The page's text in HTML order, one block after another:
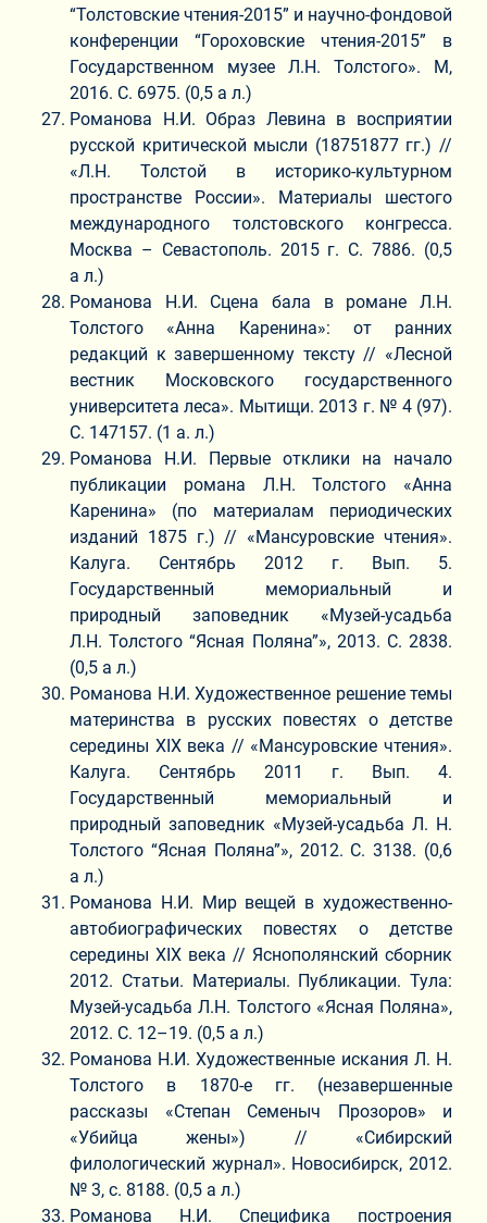
“Толстовские чтения-2015” и научно-фондовой
конференции “Гороховские чтения-2015” в
Государственном музее Л.Н. Толстого». М,
2016. С. 6975. (0,5 а л.)
Романова Н.И. Образ Левина в восприятии
русской критической мысли (18751877 гг.) //
«Л.Н. Толстой в историко-культурном
пространстве России». Материалы шестого
международного толстовского конгресса.
Москва – Севастополь. 2015 г. С. 7886. (0,5
а л.)
Романова Н.И. Сцена бала в романе Л.Н.
Толстого «Анна Каренина»: от ранних
редакций к завершенному тексту // «Лесной
вестник Московского государственного
университета леса». Мытищи. 2013 г. № 4 (97).
С. 147157. (1 а. л.)
Романова Н.И. Первые отклики на начало
публикации романа Л.Н. Толстого «Анна
Каренина» (по материалам периодических
изданий 1875 г.) // «Мансуровские чтения».
Калуга. Сентябрь 2012 г. Вып. 5.
Государственный мемориальный и
природный заповедник «Музей-усадьба
Л.Н. Толстого “Ясная Поляна”», 2013. С. 2838.
(0,5 а л.)
Романова Н.И. Художественное решение темы
материнства в русских повестях о детстве
середины XIX века // «Мансуровские чтения».
Калуга. Сентябрь 2011 г. Вып. 4.
Государственный мемориальный и
природный заповедник «Музей-усадьба Л. Н.
Толстого “Ясная Поляна”», 2012. С. 3138. (0,6
а л.)
Романова Н.И. Мир вещей в художественно-
автобиографических повестях о детстве
середины XIX века // Яснополянский сборник
2012. Статьи. Материалы. Публикации. Тула:
Музей-усадьба Л.Н. Толстого «Ясная Поляна»,
2012. С. 12–19. (0,5 а л.)
Романова Н.И. Художественные искания Л. Н.
Толстого в 1870-е гг. (незавершенные
рассказы «Степан Семеныч Прозоров» и
«Убийца жены») // «Сибирский
филологический журнал». Новосибирск, 2012.
№ 3, с. 8188. (0,5 а л.)
Романова Н.И. Специфика построения